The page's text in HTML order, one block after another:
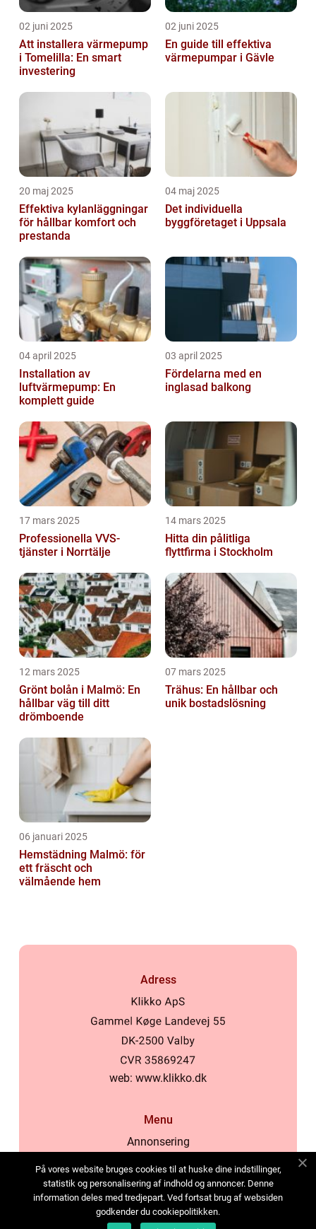
02 juni 2025
Att installera värmepump
i Tomelilla: En smart
investering
02 juni 2025
En guide till effektiva
värmepumpar i Gävle
20 maj 2025
Effektiva kylanläggningar
för hållbar komfort och
prestanda
04 maj 2025
Det individuella
byggföretaget i Uppsala
04 april 2025
Installation av
luftvärmepump: En
komplett guide
03 april 2025
Fördelarna med en
inglasad balkong
17 mars 2025
Professionella VVS-
tjänster i Norrtälje
14 mars 2025
Hitta din pålitliga
flyttfirma i Stockholm
12 mars 2025
Grönt bolån i Malmö: En
hållbar väg till ditt
drömboende
07 mars 2025
Trähus: En hållbar och
unik bostadslösning
06 januari 2025
Hemstädning Malmö: för
ett fräscht och
välmående hem
Adress
web: www.klikko.dk
Menu
Annonsering
Cookies
Kontakta oss
Sitemap
På vores website bruges cookies til at huske dine indstillinger,
statistik og personalisering af indhold og annoncer. Denne
information deles med tredjepart. Ved fortsat brug af websiden
godkender du cookiepolitikken.